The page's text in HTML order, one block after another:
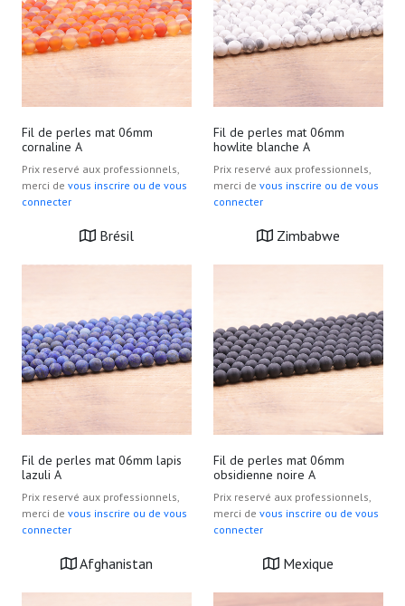
Fil de perles mat 06mm
cornaline A
Prix reservé aux professionnels,
merci de vous inscrire ou de vous
connecter
Brésil
Fil de perles mat 06mm
howlite blanche A
Prix reservé aux professionnels,
merci de vous inscrire ou de vous
connecter
Zimbabwe
Fil de perles mat 06mm lapis
lazuli A
Prix reservé aux professionnels,
merci de vous inscrire ou de vous
connecter
Afghanistan
Fil de perles mat 06mm
obsidienne noire A
Prix reservé aux professionnels,
merci de vous inscrire ou de vous
connecter
Mexique